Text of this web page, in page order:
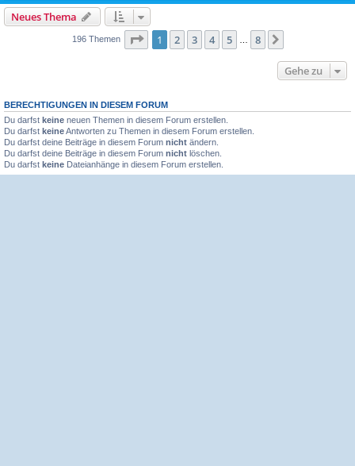
Neues Thema
196 Themen Seite 1von
1 2 3 4 5 8
Gehe zu
BERECHTIGUNGEN IN DIESEM FORUM
Du darfst keine neuen Themen in diesem Forum erstellen.
Du darfst keineAntworten zu Themen in diesem Forum erstellen.
Du darfst deine Beiträge in diesem Forum nicht ändern.
Du darfst deine Beiträge in diesem Forum nicht löschen.
Du darfst keine Dateianhänge in diesem Forum erstellen.